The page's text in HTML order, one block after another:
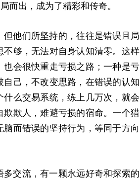
而出，成为了精彩和传奇。
他们所坚持的，往往是错误且局
够，无法对自身认知清零。这样
会很快重走亏损之路；一种是亏
己，不改变思路，在错误的认知
么交易系统，练上几万次，就会
欺欺人，难避亏损的宿命。 一个猎
而错误的坚持行为，等同于方向
多交流，有一颗永远好奇和探索的